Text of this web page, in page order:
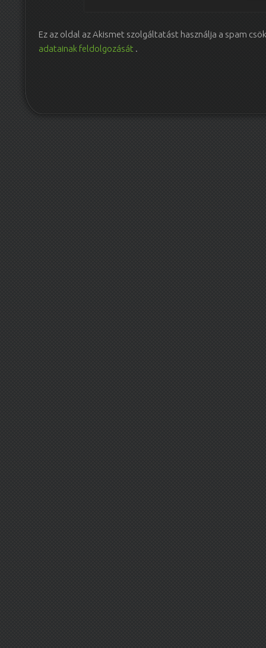
Ez az oldal az Akismet szolgáltatást használja a spam
adatainak feldolgozását .